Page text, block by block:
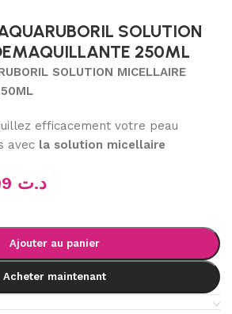
SOLUTION
250ML
SOLUTION MICELLAIRE
efficacement votre peau
avec la solution micellaire
د.ت
Ajouter au panier
Acheter maintenant